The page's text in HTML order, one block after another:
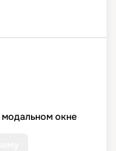
окне